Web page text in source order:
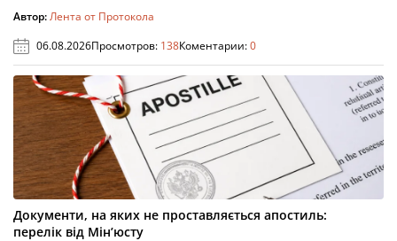
Автор:Лента от Протокола
06.08.2026Просмотров: 138Коментарии:0
Документи, на яких не проставляється апостиль:
перелік від Мін’юсту